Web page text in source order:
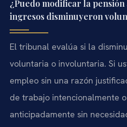
¿Puedo modificar la
ingresos disminuyeron
El tribunal evalúa si la
voluntaria o involuntaria. Si
empleo sin una razón
de trabajo intencionalmente
anticipadamente sin